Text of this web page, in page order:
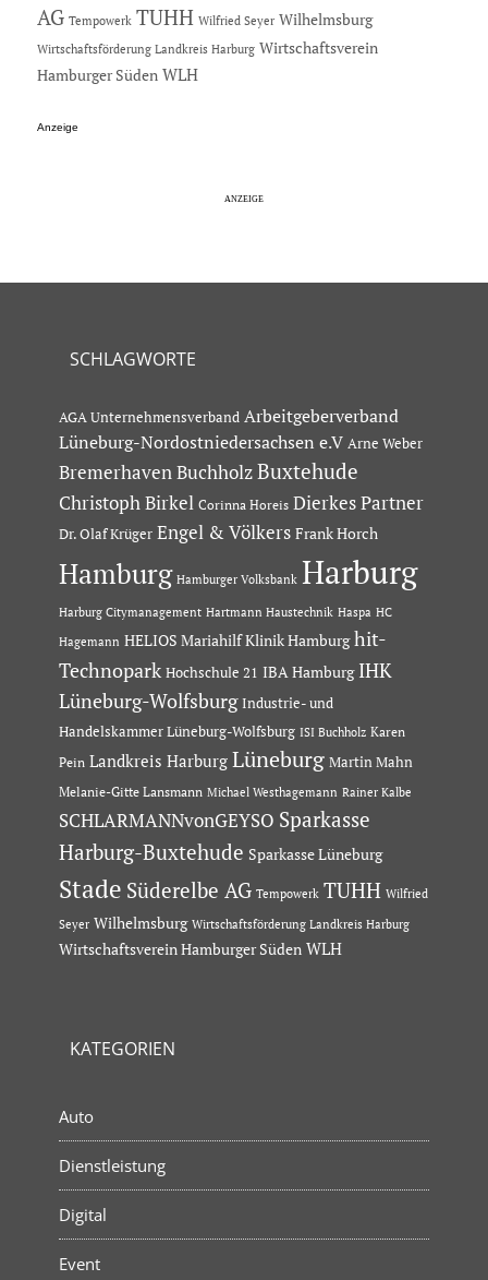
AG Tempowerk TUHH Wilfried Seyer Wilhelmsburg
Wirtschaftsförderung Landkreis Harburg Wirtschaftsverein
Hamburger Süden WLH
Anzeige
SCHLAGWORTE
AGA Unternehmensverband Arbeitgeberverband
Lüneburg-Nordostniedersachsen e.V Arne Weber
Bremerhaven Buchholz Buxtehude
Christoph Birkel Corinna Horeis Dierkes Partner
Dr. Olaf Krüger Engel & Völkers Frank Horch
Hamburg Hamburger Volksbank Harburg
Harburg Citymanagement Hartmann Haustechnik Haspa HC
Hagemann HELIOS Mariahilf Klinik Hamburg hit-
Technopark Hochschule 21 IBA Hamburg IHK
Lüneburg-Wolfsburg Industrie- und
Handelskammer Lüneburg-Wolfsburg ISI Buchholz Karen
Pein Landkreis Harburg Lüneburg Martin Mahn
Melanie-Gitte Lansmann Michael Westhagemann Rainer Kalbe
SCHLARMANNvonGEYSO Sparkasse
Harburg-Buxtehude Sparkasse Lüneburg
Stade Süderelbe AG Tempowerk TUHH Wilfried
Seyer Wilhelmsburg Wirtschaftsförderung Landkreis Harburg
Wirtschaftsverein Hamburger Süden WLH
KATEGORIEN
Auto
Dienstleistung
Digital
Event